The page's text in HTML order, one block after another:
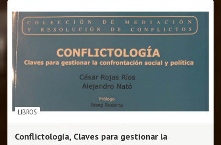
LIBROS
Conflictología, Claves para gestionar la